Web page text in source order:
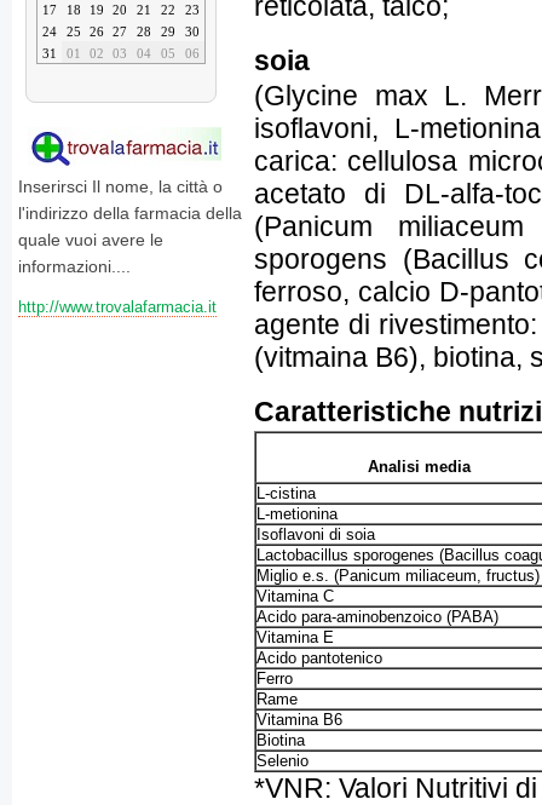
17
18 19 20 21 22
23
24
25 26 27 28 29
30
31
01 02 03 04 05 06
Inserirsci Il nome, la città o
l'indirizzo della farmacia della
quale vuoi avere le
informazioni....
http://www.trovalafarmacia.it
soia
(Glycine max L.
isoflavoni, L-
carica: cellulosa
acetato di DL-alfa-
(Panicum
sporogens (Bacillus
ferroso, calcio D-
agente di
(vitmaina B6), biotina,
Caratteristiche
Analisi media
L-cistina
L-metionina
Isoflavoni di soia
Lactobacillus sporogenes (Bacillus
Miglio e.s. (Panicum miliaceum, fructus)
Vitamina C
Acido para-aminobenzoico (PABA)
Vitamina E
Acido pantotenico
Ferro
Rame
Vitamina B6
Biotina
Selenio
*VNR: Valori Nutritivi